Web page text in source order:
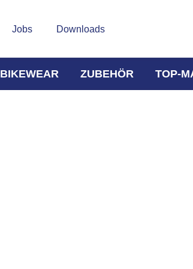
Jobs Downloads
BIKEWEAR ZUBEHÖR TOP-